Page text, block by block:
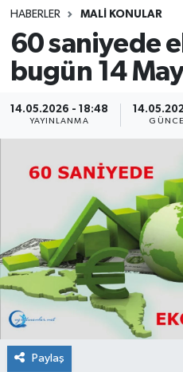
HABERLER MALİ KONULAR
60 saniyede
bugün 14
14.05.2026 - 18:48
YAYINLANMA
Paylaş
YARIŞMA/
ANKET
MEVZUAT/KARARLAR